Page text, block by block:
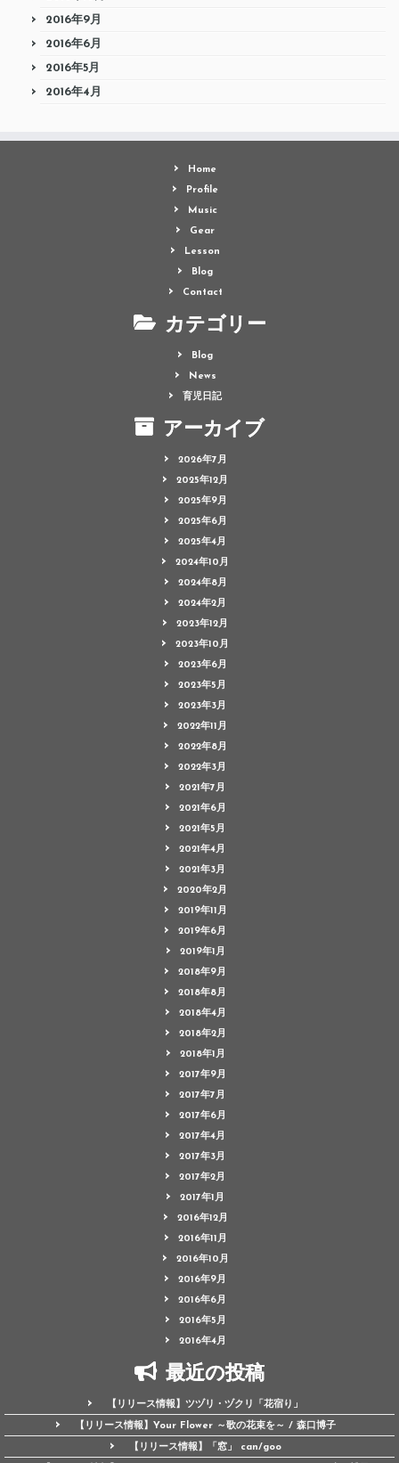
2016年9月
2016年6月
2016年5月
2016年4月
Home
Profile
Music
Gear
Lesson
Blog
Contact
カテゴリー
Blog
News
育児日記
アーカイブ
2026年7月
2025年12月
2025年9月
2025年6月
2025年4月
2024年10月
2024年8月
2024年2月
2023年12月
2023年10月
2023年6月
2023年5月
2023年3月
2022年11月
2022年8月
2022年3月
2021年7月
2021年6月
2021年5月
2021年4月
2021年3月
2020年2月
2019年11月
2019年6月
2019年1月
2018年9月
2018年8月
2018年4月
2018年2月
2018年1月
2017年9月
2017年7月
2017年6月
2017年4月
2017年3月
2017年2月
2017年1月
2016年12月
2016年11月
2016年10月
2016年9月
2016年6月
2016年5月
2016年4月
最近の投稿
【リリース情報】ツヅリ・ヅクリ「花宿り」
【リリース情報】Your Flower ～歌の花束を～ / 森口博子
【リリース情報】「窓」 can/goo